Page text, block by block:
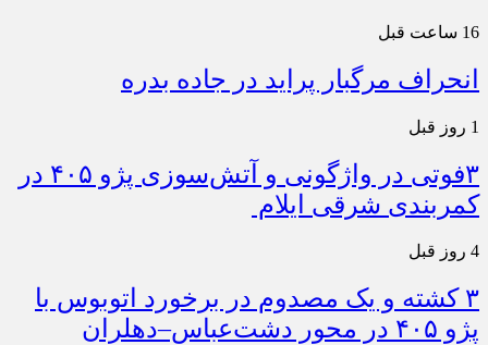
16 ساعت قبل
انحراف مرگبار پراید در جاده بدره
1 روز قبل
۳فوتی در واژگونی و آتش‌سوزی پژو ۴۰۵ در
کمربندی شرقی ایلام
4 روز قبل
۳ کشته و یک مصدوم در برخورد اتوبوس با
پژو ۴۰۵ در محور دشت‌عباس–دهلران